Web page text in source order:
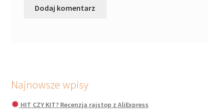
Najnowsze wpisy
HIT CZY KIT? Recenzja rajstop z AliExpress